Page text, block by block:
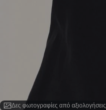
Δες φωτογραφίες από αξιολογήσεις